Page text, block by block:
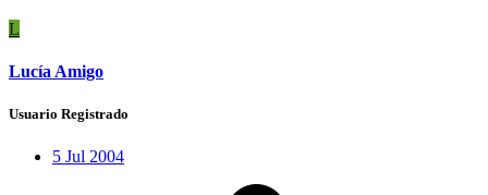
L
Lucía Amigo
Usuario Registrado
5 Jul 2004